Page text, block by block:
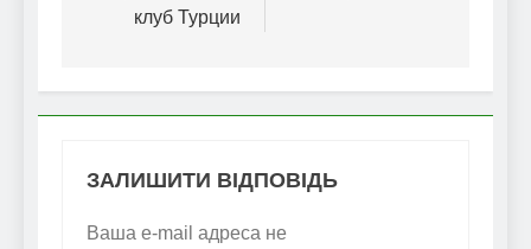
клуб Турции
ЗАЛИШИТИ ВІДПОВІДЬ
Ваша e-mail адреса не